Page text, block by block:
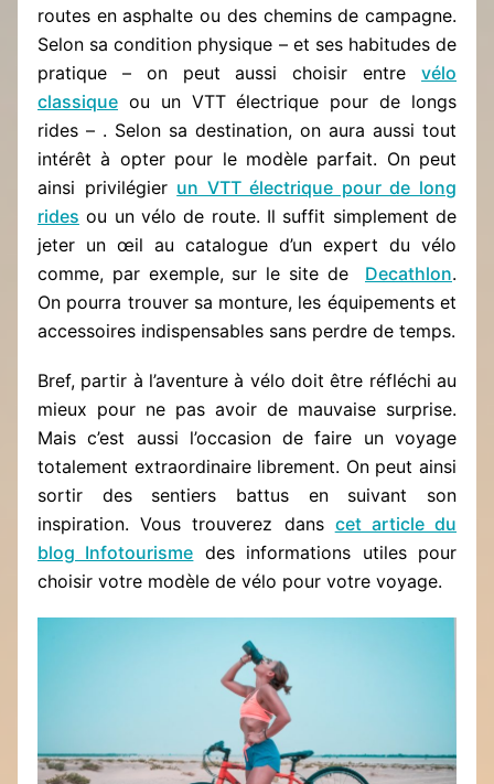
routes en asphalte ou des chemins de campagne.
Selon sa condition physique – et ses habitudes de
pratique – on peut aussi choisir entre vélo
classique ou un VTT électrique pour de longs
rides – . Selon sa destination, on aura aussi tout
intérêt à opter pour le modèle parfait. On peut
ainsi privilégier un VTT électrique pour de long
rides ou un vélo de route. Il suffit simplement de
jeter un œil au catalogue d’un expert du vélo
comme, par exemple, sur le site de Decathlon.
On pourra trouver sa monture, les équipements et
accessoires indispensables sans perdre de temps.
Bref, partir à l’aventure à vélo doit être réfléchi au
mieux pour ne pas avoir de mauvaise surprise.
Mais c’est aussi l’occasion de faire un voyage
totalement extraordinaire librement. On peut ainsi
sortir des sentiers battus en suivant son
inspiration. Vous trouverez dans cet article du
blog Infotourisme des informations utiles pour
choisir votre modèle de vélo pour votre voyage.